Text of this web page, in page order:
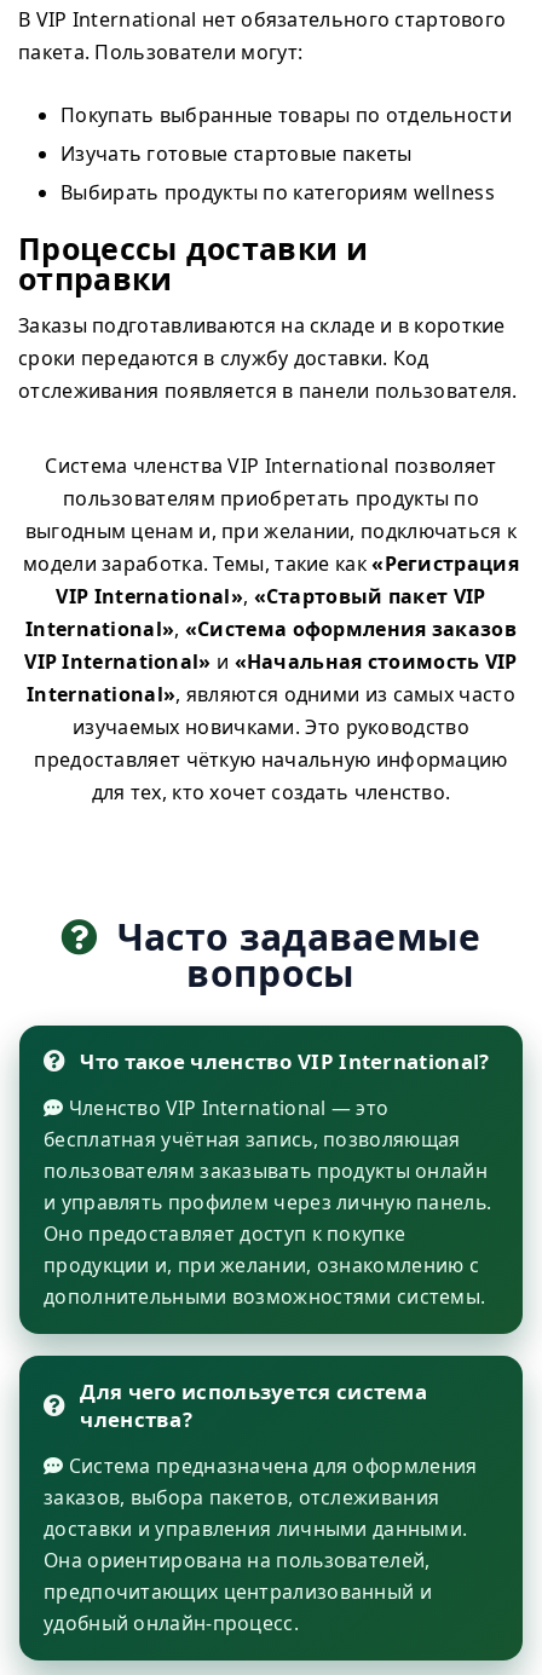
В VIP International нет обязательного стартового
пакета. Пользователи могут:
Покупать выбранные товары по отдельности
Изучать готовые стартовые пакеты
Выбирать продукты по категориям wellness
Процессы доставки и
отправки
Заказы подготавливаются на складе и в короткие
сроки передаются в службу доставки. Код
отслеживания появляется в панели пользователя.
Система членства VIP International позволяет
пользователям приобретать продукты по
выгодным ценам и, при желании, подключаться к
модели заработка. Темы, такие как«Регистрация
VIP International», «Стартовый пакет VIP
International», «Система оформления заказов
VIP International» и «Начальная стоимость VIP
International», являются одними из самых часто
изучаемых новичками. Это руководство
предоставляет чёткую начальную информацию
для тех, кто хочет создать членство.
Часто задаваемые
вопросы
Что такое членство VIP International?
Членство VIP International — это
бесплатная учётная запись, позволяющая
пользователям заказывать продукты онлайн
и управлять профилем через личную панель.
Оно предоставляет доступ к покупке
продукции и, при желании, ознакомлению с
дополнительными возможностями системы.
Для чего используется система
членства?
Система предназначена для оформления
заказов, выбора пакетов, отслеживания
доставки и управления личными данными.
Она ориентирована на пользователей,
предпочитающих централизованный и
удобный онлайн-процесс.